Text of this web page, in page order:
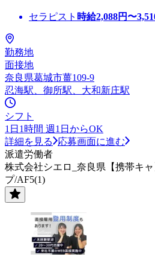
セラピスト 時給2,088円〜
勤務地
面接地
奈良県葛城市薑109-9
忍海駅、御所駅、大和新庄駅
シフト
1日1時間 週1日からOK
詳細を見る
応募画面に進む
派遣労働者
株式会社シエロ_奈良県【携帯キ
プ/AF5(1)